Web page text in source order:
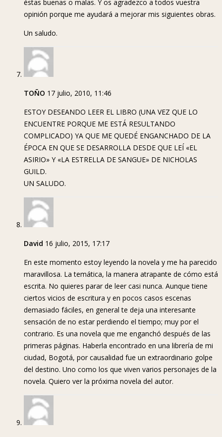
éstas buenas o malas. Y os agradezco a todos vuestra
opinión porque me ayudará a mejorar mis siguientes obras.
Un saludo.
TOÑO 17 julio, 2010, 11:46
ESTOY DESEANDO LEER EL LIBRO (UNA VEZ QUE LO
ENCUENTRE PORQUE ME ESTÁ RESULTANDO
COMPLICADO) YA QUE ME QUEDÉ ENGANCHADO DE LA
ÉPOCA EN QUE SE DESARROLLA DESDE QUE LEÍ «EL
ASIRIO» Y «LA ESTRELLA DE SANGUE» DE NICHOLAS
GUILD.
UN SALUDO.
David 16 julio, 2015, 17:17
En este momento estoy leyendo la novela y me ha parecido
maravillosa. La temática, la manera atrapante de cómo está
escrita. No quieres parar de leer casi nunca. Aunque tiene
ciertos vicios de escritura y en pocos casos escenas
demasiado fáciles, en general te deja una interesante
sensación de no estar perdiendo el tiempo; muy por el
contrario. Es una novela que me enganchó después de las
primeras páginas. Haberla encontrado en una librería de mi
ciudad, Bogotá, por causalidad fue un extraordinario golpe
del destino. Uno como los que viven varios personajes de la
novela. Quiero ver la próxima novela del autor.